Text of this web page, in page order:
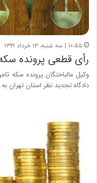
۱۰:۵۵ | سه شنبه، ۱۳ خرداد ۱۳۹۹
رأی قطعی پرونده
دادگاه تجدید نظر استان تهران